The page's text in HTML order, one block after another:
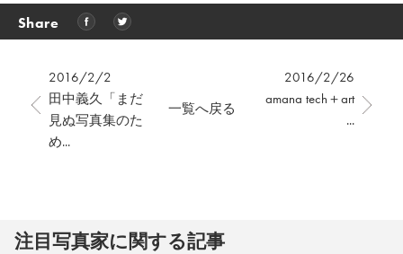
Share
2016/2/2
田中義久「まだ
見ぬ写真集のた
め...
2016/2/26
amana tech＋art
...
一覧へ戻る
注⽬写真家に関する記事